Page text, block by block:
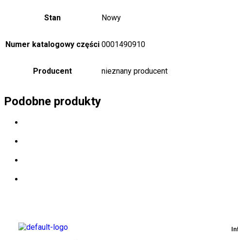
Stan Nowy
Numer katalogowy części 0001490910
Producent nieznany producent
Podobne produkty